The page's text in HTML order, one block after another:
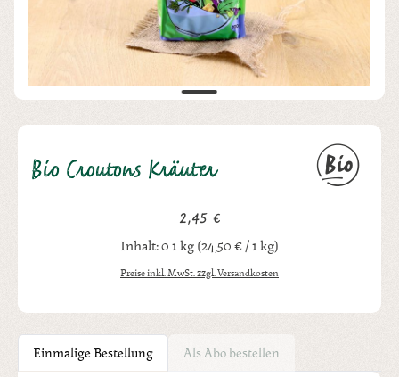
Bio Croutons Kräuter
Regulärer Preis:
2,45 €
Inhalt:0.1 kg(24,50 € / 1 kg)
Preise inkl. MwSt. zzgl. Versandkosten
Einmalige Bestellung Als Abo bestellen